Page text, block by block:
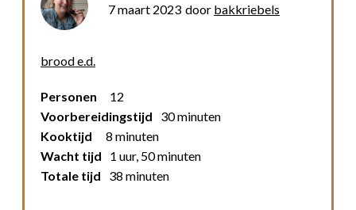
7 maart 2023 door bakkriebels
brood e.d.
Personen
12
Voorbereidingstijd
30 minuten
Kooktijd
8 minuten
Wacht tijd
1 uur, 50 minuten
Totale tijd
38 minuten